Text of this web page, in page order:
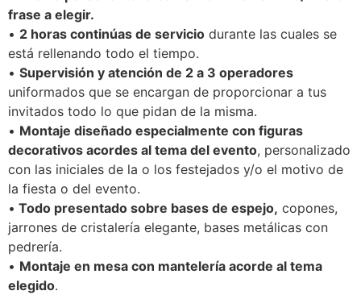
frase a elegir.
• 2 horas continúas de servicio durante las cuales se
está rellenando todo el tiempo.
• Supervisión y atención de 2 a 3 operadores
uniformados que se encargan de proporcionar a tus
invitados todo lo que pidan de la misma.
• Montaje diseñado especialmente con figuras
decorativos acordes al tema del evento, personalizado
con las iniciales de la o los festejados y/o el motivo de
la fiesta o del evento.
• Todo presentado sobre bases de espejo, copones,
jarrones de cristalería elegante, bases metálicas con
pedrería.
• Montaje en mesa con mantelería acorde al tema
elegido.